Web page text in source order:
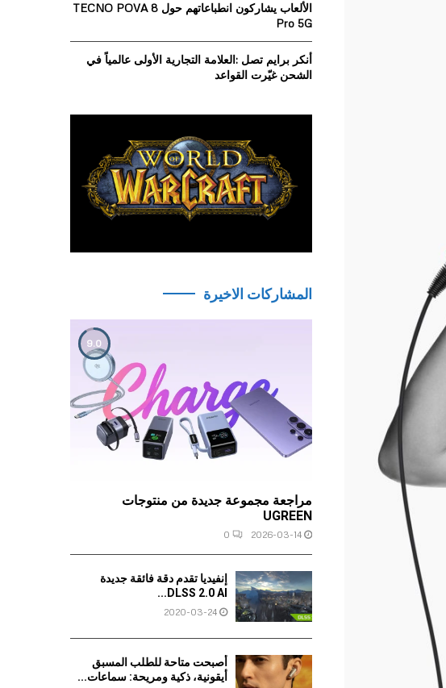
الألعاب يشاركون انطباعاتهم حول TECNO POVA 8
Pro 5G
أنكر برايم تصل :العلامة التجارية الأولى عالمياً في
الشحن غيّرت القواعد
المشاركات الاخيرة
مراجعة مجموعة جديدة من منتوجات
UGREEN
2026-03-14
0
9.0
إنفيديا تقدم دقة فائقة جديدة
DLSS 2.0 AI...
2020-03-24
أصبحت متاحة للطلب المسبق
أيقونية، ذكية ومريحة: سماعات...